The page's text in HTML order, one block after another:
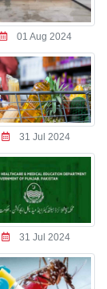
01 Aug 2024
31 Jul 2024
31 Jul 2024